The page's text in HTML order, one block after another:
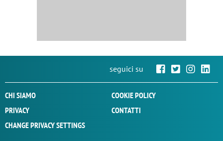
seguici su
CHI SIAMO
COOKIE POLICY
PRIVACY
CONTATTI
CHANGE PRIVACY SETTINGS